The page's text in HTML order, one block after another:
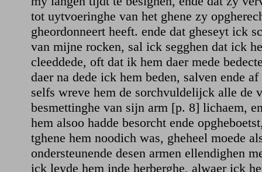
tot uytvoeringhe van het ghene zy
gheordonneert heeft. ende dat gheseyt ick
van mijne rocken, sal ick segghen dat ick
cleeddede, oft dat ik hem daer mede
daer na dede ick hem beden, salven ende
selfs wreve hem de sorchvuldelijck alle de
besmettinghe van sijn arm [p. 8] lichaem,
hem alsoo hadde besorcht ende
tghene hem noodich was, gheheel moede
ondersteunende desen armen ellendighen
ick leyde hem inde herberghe, alwaer ick